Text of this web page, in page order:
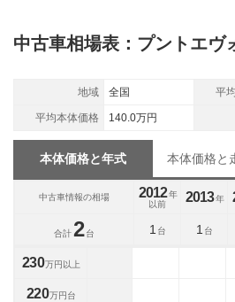
中古車相場表：プントエヴ
地域 全国 平
平均本体価格 140.0万円
本体価格と年式 本体価格と
中古車情報の相場 2012年
以前
2013年
合計 2 台 1 台 1 台
230万円以上
220万円台